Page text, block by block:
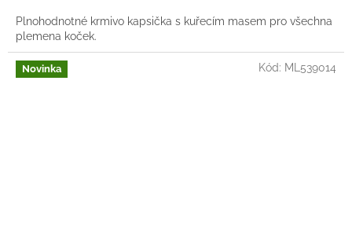
Plnohodnotné krmivo kapsička s kuřecím masem pro všechna
plemena koček.
Novinka Kód: ML539014